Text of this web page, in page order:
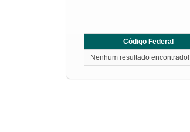
Código Federal
Nenhum resultado encontrado!